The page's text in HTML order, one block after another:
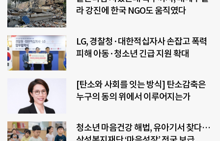
라 강진에 한국 NGO도 움직였다
LG, 경찰청·대한적십자사 손잡고 폭력
피해 아동·청소년 긴급 지원 확대
[탄소와 사회를 잇는 방식] 탄소감축은
누구의 동의 위에서 이루어지는가
청소년 마음건강 해법, 유아기서 찾다…